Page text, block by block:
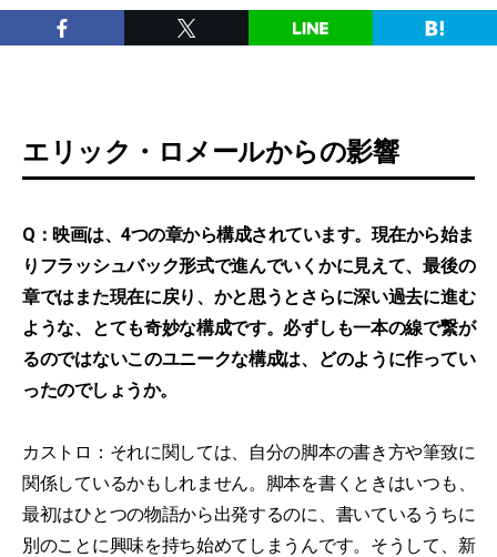
エリック・ロメールからの影響
Q：映画は、4つの章から構成されています。現在から始ま
りフラッシュバック形式で進んでいくかに見えて、最後の
章ではまた現在に戻り、かと思うとさらに深い過去に進む
ような、とても奇妙な構成です。必ずしも一本の線で繋が
るのではないこのユニークな構成は、どのように作ってい
ったのでしょうか。
カストロ：それに関しては、自分の脚本の書き方や筆致に
関係しているかもしれません。脚本を書くときはいつも、
最初はひとつの物語から出発するのに、書いているうちに
別のことに興味を持ち始めてしまうんです。そうして、新